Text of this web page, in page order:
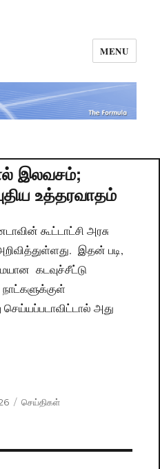
MENU
இலவசம்;
உத்தரவாதம்
கூட்டாட்சி அரசு
இதன் படி,
கடவுச்சீட்டு
அது
Categories
செய்திகள்